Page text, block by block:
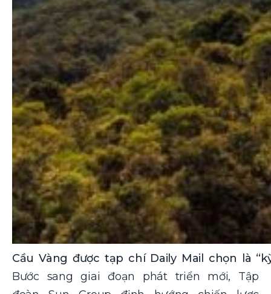
Cầu Vàng được tạp chí Daily Mail chọn là
Bước sang giai đoạn phát triển mới, Tập